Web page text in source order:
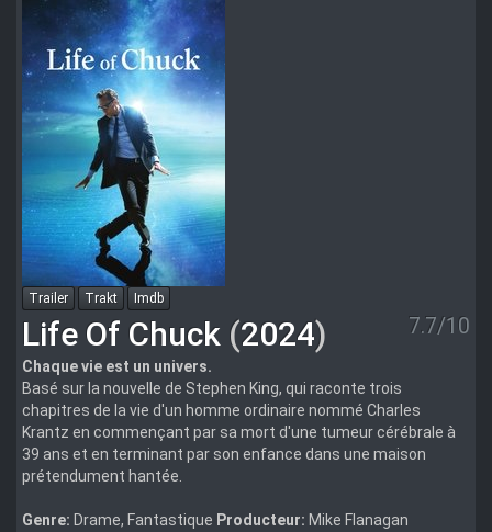
NLSubs
Trailer Trakt Imdb
Life Of Chuck (2024) 7.7/10
Chaque vie est un univers.
Basé sur la nouvelle de Stephen King, qui raconte trois
chapitres de la vie d'un homme ordinaire nommé Charles
Krantz en commençant par sa mort d'une tumeur cérébrale à
39 ans et en terminant par son enfance dans une maison
prétendument hantée.
Genre: Drame, Fantastique Producteur: Mike Flanagan